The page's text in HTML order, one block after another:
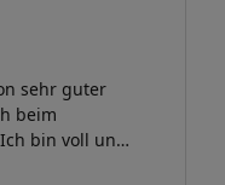
sehr guter
beim
bin voll und